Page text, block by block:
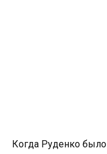
Когда Руденко